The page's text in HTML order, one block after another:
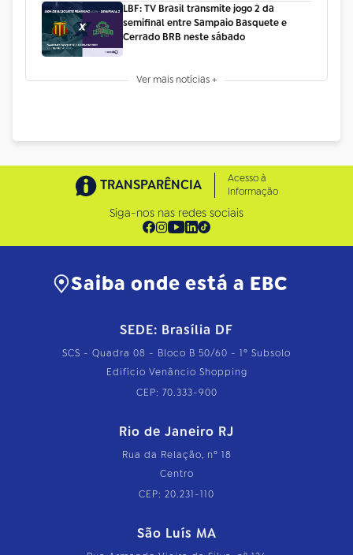
LBF: TV Brasil transmite jogo 2 da
semifinal entre Sampaio Basquete e
Cerrado BRB neste sábado
Ver mais notícias +
TRANSPARÊNCIA
Acesso à
Informação
Siga-nos nas redes sociais
Saiba onde está a EBC
SEDE: Brasília DF
SCS - Quadra 08 - Bloco B 50/60 - 1º Subsolo
Edifício Venâncio Shopping
CEP: 70.333-900
Rio de Janeiro RJ
Rua da Relação, nº 18
Centro
CEP: 20.231-110
São Luís MA